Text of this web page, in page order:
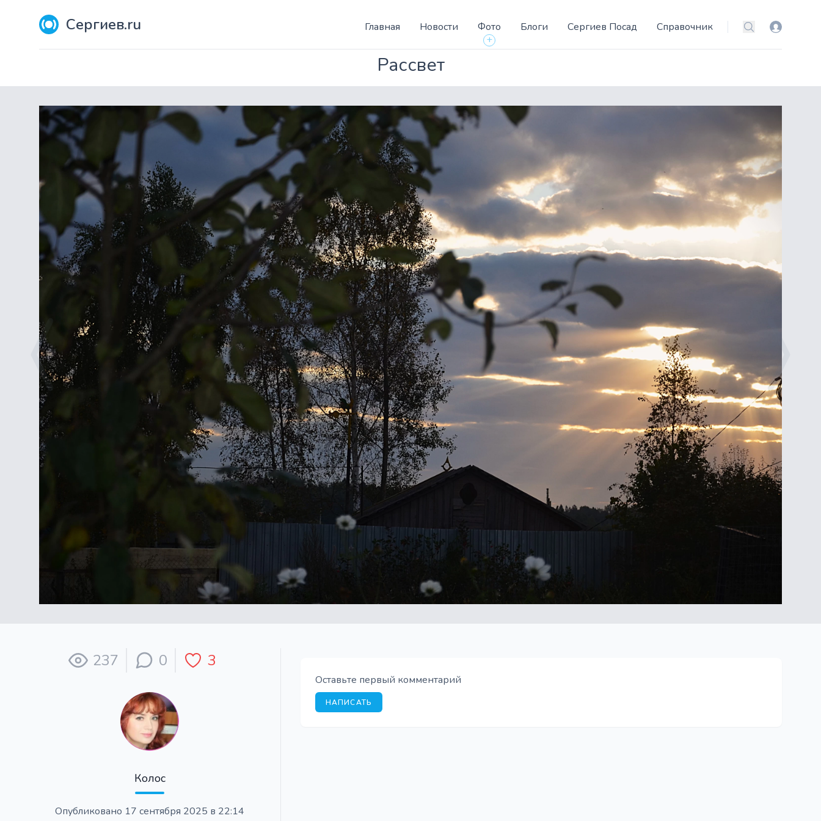
Сергиев.ru Главная Новости
Фото
+
Блоги Сергиев Посад Справочник Поиск Вход
Рассвет
237 0 3
Колос
Опубликовано 17 сентября 2025 в 22:14
Оставьте первый комментарий
НАПИСАТЬ